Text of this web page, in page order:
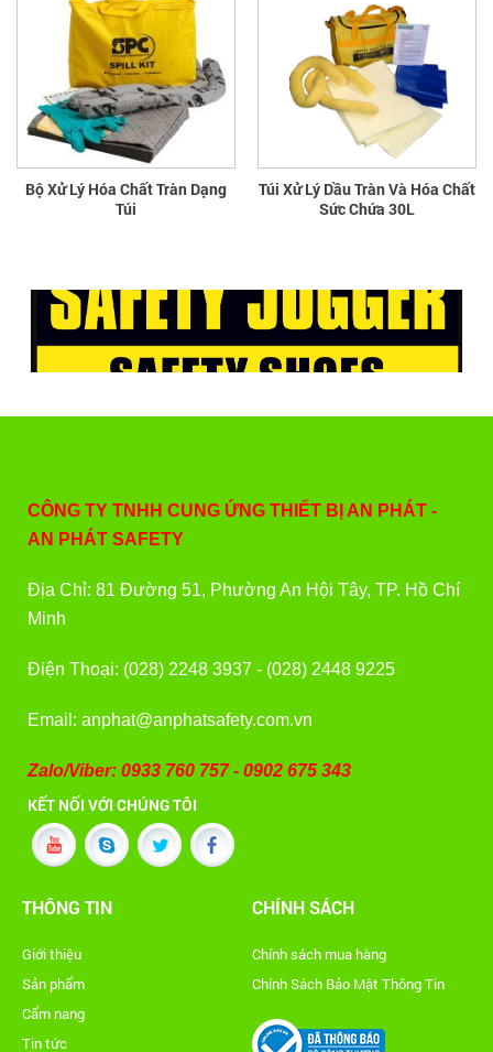
Bộ Xử Lý Hóa Chất Tràn Dạng
Túi
Túi Xử Lý Dầu Tràn Và Hóa Chất
Sức Chứa 30L
CÔNG TY TNHH CUNG ỨNG THIẾT BỊ AN PHÁT -
AN PHÁT SAFETY
Địa Chỉ: 81 Đường 51, Phường An Hội Tây, TP. Hồ Chí
Minh
Điện Thoại: (028) 2248 3937 - (028) 2448 9225
Email: anphat@anphatsafety.com.vn
Zalo/Viber: 0933 760 757 - 0902 675 343
KẾT NỐI VỚI CHÚNG TÔI
THÔNG TIN
Giới thiệu
Sản phẩm
Cẩm nang
Tin tức
CHÍNH SÁCH
Chính sách mua hàng
Chính Sách Bảo Mật Thông Tin